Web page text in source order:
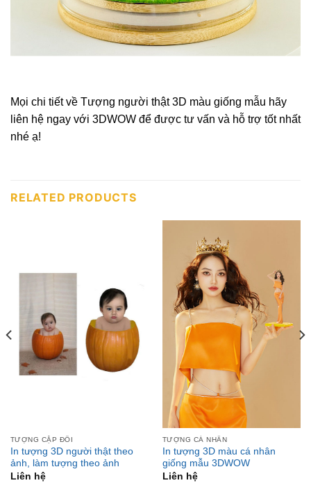
Mọi chi tiết về Tượng người thật 3D màu giống mẫu hãy
liên hệ ngay với 3DWOW để được tư vấn và hỗ trợ tốt nhất
nhé ạ!
RELATED PRODUCTS
TƯỢNG CẶP ĐÔI
In tượng 3D người thật theo
ảnh, làm tượng theo ảnh
Liên hệ
TƯỢNG CÁ NHÂN
In tượng 3D màu cá nhân
giống mẫu 3DWOW
Liên hệ